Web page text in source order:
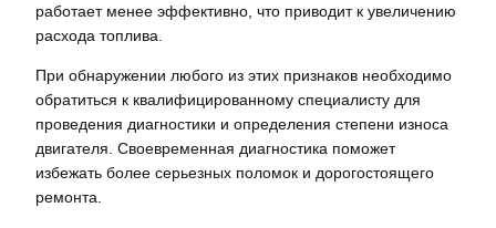
работает менее эффективно, что приводит к увеличению
расхода топлива.
При обнаружении любого из этих признаков необходимо
обратиться к квалифицированному специалисту для
проведения диагностики и определения степени износа
двигателя. Своевременная диагностика поможет
избежать более серьезных поломок и дорогостоящего
ремонта.